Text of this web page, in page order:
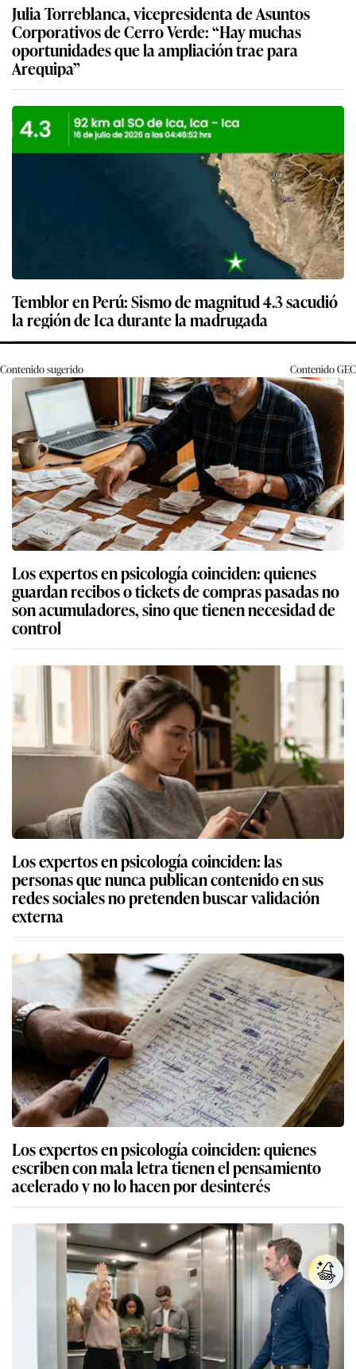
Julia Torreblanca, vicepresidenta de Asuntos
Corporativos de Cerro Verde: “Hay muchas
oportunidades que la ampliación trae para
Arequipa”
Temblor en Perú: Sismo de magnitud 4.3 sacudió
la región de Ica durante la madrugada
Contenido sugerido ContenidoGEC
Los expertos en psicología coinciden: quienes
guardan recibos o tickets de compras pasadas no
son acumuladores, sino que tienen necesidad de
control
Los expertos en psicología coinciden: las
personas que nunca publican contenido en sus
redes sociales no pretenden buscar validación
externa
Los expertos en psicología coinciden: quienes
escriben con mala letra tienen el pensamiento
acelerado y no lo hacen por desinterés